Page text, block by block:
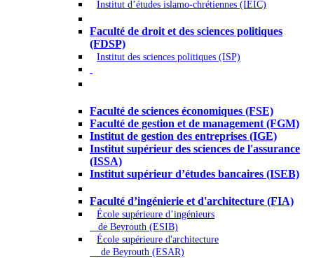
Institut d’études islamo-chrétiennes (IEIC)
Faculté de droit et des sciences politiques
(FDSP)
Institut des sciences politiques (ISP)
Faculté de sciences économiques (FSE)
Faculté de gestion et de management (FGM)
Institut de gestion des entreprises (IGE)
Institut supérieur des sciences de l'assurance
(ISSA)
Institut supérieur d’études bancaires (ISEB)
Faculté d’ingénierie et d'architecture (FIA)
École supérieure d’ingénieurs
de Beyrouth (ESIB)
École supérieure d'architecture
de Beyrouth (ESAR)